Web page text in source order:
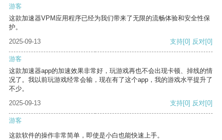
游客
这款加速器VPM应用程序已经为我们带来了无限的流畅体验和安全性保
护。
2025-09-13
支持[0] 反对[0]
游客
这款加速器app的加速效果非常好，玩游戏再也不会出现卡顿、掉线的情
况了。我以前玩游戏经常会输，现在有了这个app，我的游戏水平提升了
不少。
2025-09-13
支持[0] 反对[0]
游客
这款软件的操作非常简单，即使是小白也能快速上手。